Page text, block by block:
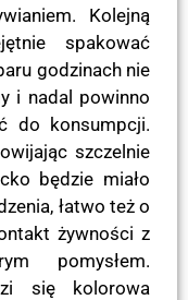
Kolejną
spakować
godzinach nie
i nadal powinno
do konsumpcji.
szczelnie
będzie miało
łatwo też o
żywności z
pomysłem.
się kolorowa